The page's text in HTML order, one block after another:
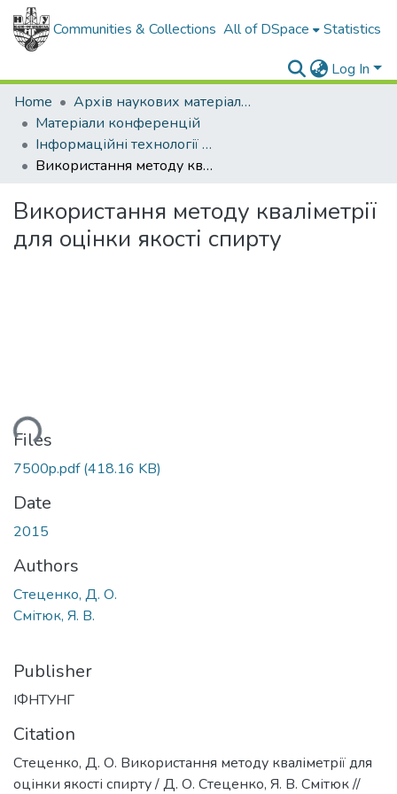
Communities & Collections All of DSpace Statistics
Log In
Home
Архів наукових матеріалів
Матеріали конференцій
Інформаційні технології в освіті, техніці та промисловості
Використання методу кваліметрії для оцінки якості спирту
Використання методу кваліметрії
для оцінки якості спирту
Files
7500p.pdf(418.16 KB)
Date
2015
Authors
Стеценко, Д. О.
Смітюк, Я. В.
Publisher
ІФНТУНГ
Citation
Стеценко, Д. О. Використання методу кваліметрії для
оцінки якості спирту / Д. О. Стеценко, Я. В. Смітюк //